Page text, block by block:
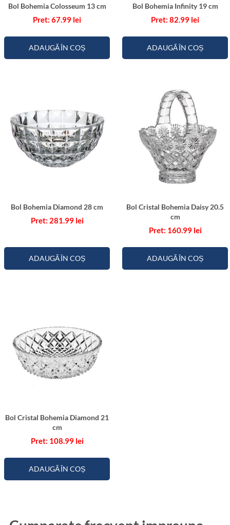
Bol Bohemia Colosseum 13 cm
67.99 lei
ADAUGĂ ÎN COȘ
Bol Bohemia Infinity 19 cm
82.99 lei
ADAUGĂ ÎN COȘ
Bol Bohemia Diamond 28 cm
281.99 lei
ADAUGĂ ÎN COȘ
Bol Cristal Bohemia Daisy 20.5
cm
160.99 lei
ADAUGĂ ÎN COȘ
Bol Cristal Bohemia Diamond 21
cm
108.99 lei
ADAUGĂ ÎN COȘ